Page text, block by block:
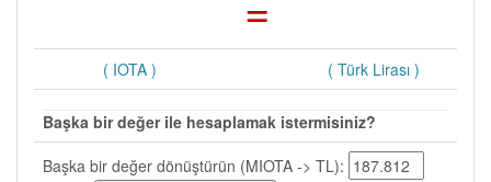
( IOTA ) ( Türk Lirası )
Başka bir değer ile hesaplamak istermisiniz?
Başka bir değer dönüştürün (MIOTA -> TL):